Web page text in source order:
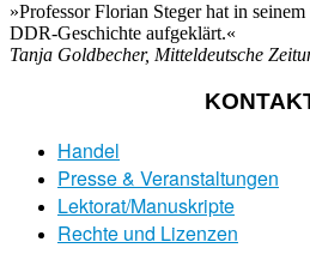
»Professor Florian Steger hat in
DDR-Geschichte aufgeklärt.«
Tanja Goldbecher, Mitteldeutsche
Handel
Presse & Veranstaltungen
Lektorat/Manuskripte
Rechte und Lizenzen